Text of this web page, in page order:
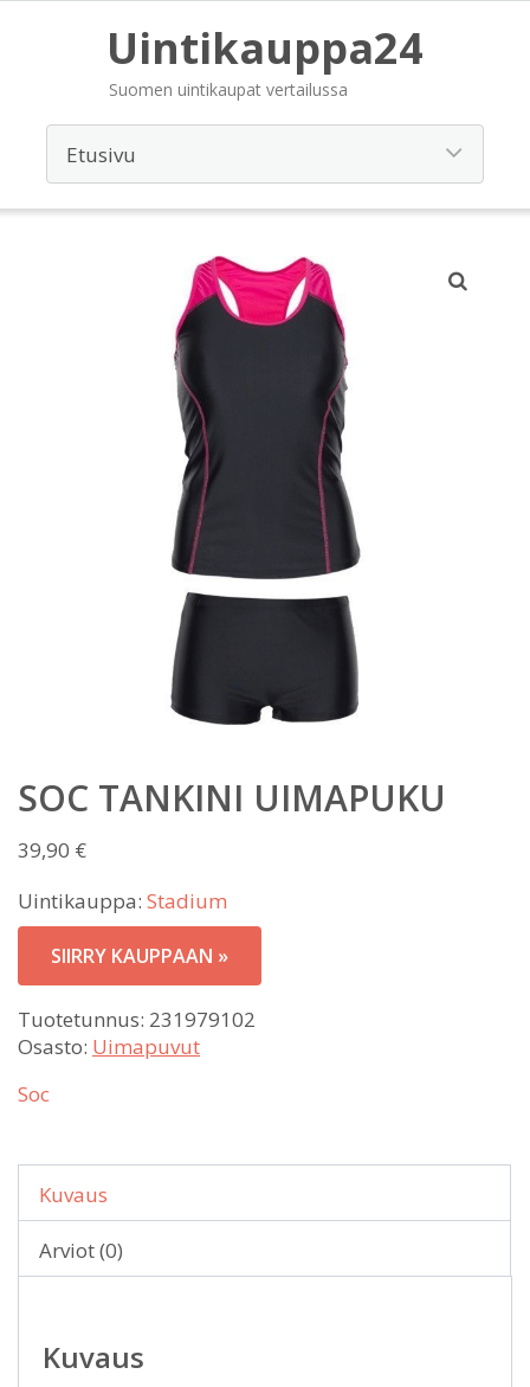
Uintikauppa24
Suomen uintikaupat vertailussa
SOC TANKINI UIMAPUKU
39,90 €
Uintikauppa: Stadium
SIIRRY KAUPPAAN »
Tuotetunnus: 231979102
Osasto: Uimapuvut
Soc
Kuvaus
Arviot (0)
Kuvaus